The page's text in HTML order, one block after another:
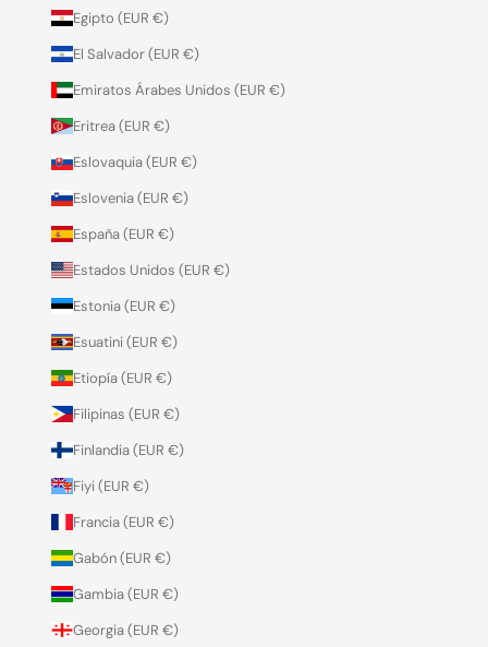
Egipto (EUR €)
El Salvador (EUR €)
Emiratos Árabes Unidos (EUR €)
Eritrea (EUR €)
Eslovaquia (EUR €)
Eslovenia (EUR €)
España (EUR €)
Estados Unidos (EUR €)
Estonia (EUR €)
Esuatini (EUR €)
Etiopía (EUR €)
Filipinas (EUR €)
Finlandia (EUR €)
Fiyi (EUR €)
Francia (EUR €)
Gabón (EUR €)
Gambia (EUR €)
Georgia (EUR €)